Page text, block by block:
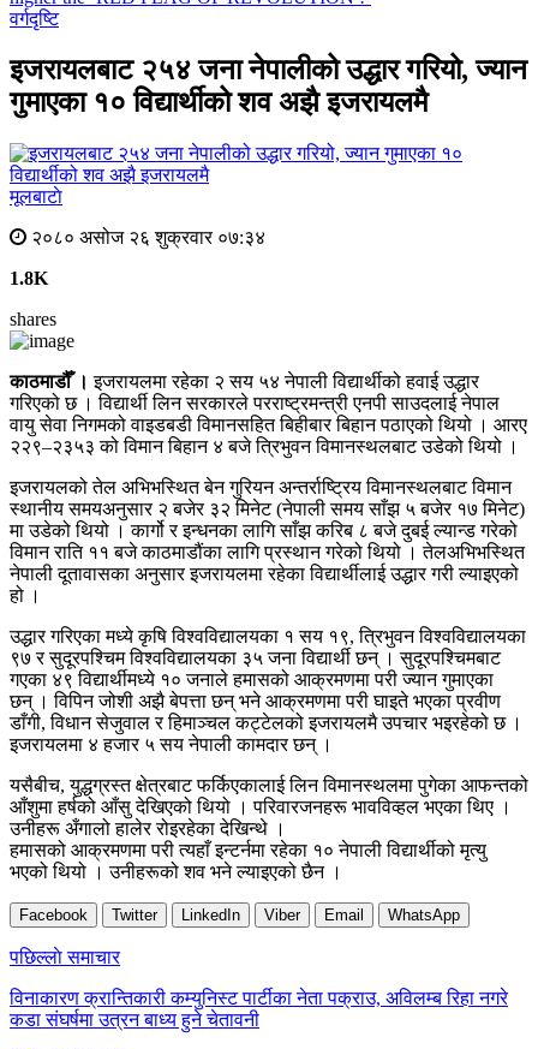
वर्गदृष्टि
इजरायलबाट २५४ जना नेपालीको उद्धार गरियो, ज्यान
गुमाएका १० विद्यार्थीको शव अझै इजरायलमै
मूलबाटाे
२०८० असोज २६ शुक्रवार ०७:३४
1.8K
shares
काठमाडौँ । इजरायलमा रहेका २ सय ५४ नेपाली विद्यार्थीको हवाई उद्धार
गरिएको छ । विद्यार्थी लिन सरकारले परराष्ट्रमन्त्री एनपी साउदलाई नेपाल
वायु सेवा निगमको वाइडबडी विमानसहित बिहीबार बिहान पठाएको थियो । आरए
२२९–२३५३ को विमान बिहान ४ बजे त्रिभुवन विमानस्थलबाट उडेको थियो ।
इजरायलको तेल अभिभस्थित बेन गुरियन अन्तर्राष्ट्रिय विमानस्थलबाट विमान
स्थानीय समयअनुसार २ बजेर ३२ मिनेट (नेपाली समय साँझ ५ बजेर १७ मिनेट)
मा उडेको थियो । कार्गो र इन्धनका लागि साँझ करिब ८ बजे दुबई ल्यान्ड गरेको
विमान राति ११ बजे काठमाडौंका लागि प्रस्थान गरेको थियो । तेलअभिभस्थित
नेपाली दूतावासका अनुसार इजरायलमा रहेका विद्यार्थीलाई उद्धार गरी ल्याइएको
हो ।
उद्धार गरिएका मध्ये कृषि विश्वविद्यालयका १ सय १९, त्रिभुवन विश्वविद्यालयका
९७ र सुदूरपश्चिम विश्वविद्यालयका ३५ जना विद्यार्थी छन् । सुदूरपश्चिमबाट
गएका ४९ विद्यार्थीमध्ये १० जनाले हमासको आक्रमणमा परी ज्यान गुमाएका
छन् । विपिन जोशी अझै बेपत्ता छन् भने आक्रमणमा परी घाइते भएका प्रवीण
डाँगी, विधान सेजुवाल र हिमाञ्चल कट्टेलको इजरायलमै उपचार भइरहेको छ ।
इजरायलमा ४ हजार ५ सय नेपाली कामदार छन् ।
यसैबीच, युद्धग्रस्त क्षेत्रबाट फर्किएकालाई लिन विमानस्थलमा पुगेका आफन्तको
आँशुमा हर्षको आँसु देखिएको थियो । परिवारजनहरू भावविव्हल भएका थिए ।
उनीहरू अँगालो हालेर रोइरहेका देखिन्थे ।
हमासको आक्रमणमा परी त्यहाँ इन्टर्नमा रहेका १० नेपाली विद्यार्थीको मृत्यु
भएको थियो । उनीहरूको शव भने ल्याइएको छैन ।
Facebook Twitter LinkedIn Viber Email WhatsApp
Post
navigation
पछिल्लाे समाचार
विनाकारण क्रान्तिकारी कम्युनिस्ट पार्टीका नेता पक्राउ, अविलम्ब रिहा नगरे
कडा संघर्षमा उत्रन बाध्य हुने चेतावनी